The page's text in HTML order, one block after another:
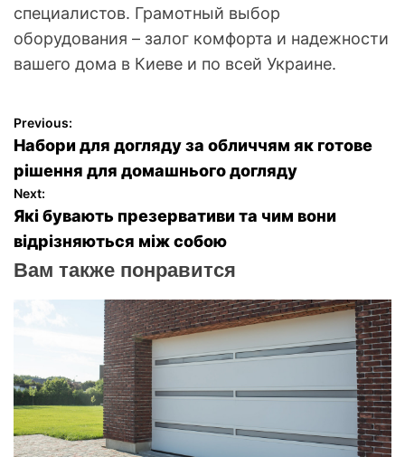
специалистов. Грамотный выбор
оборудования – залог комфорта и надежности
вашего дома в Киеве и по всей Украине.
Н
а
в
и
и
я
Previous:
Набори для догляду за обличчям як готове
рішення для домашнього догляду
Next:
Які бувають презервативи та чим вони
відрізняються між собою
Вам также понравится